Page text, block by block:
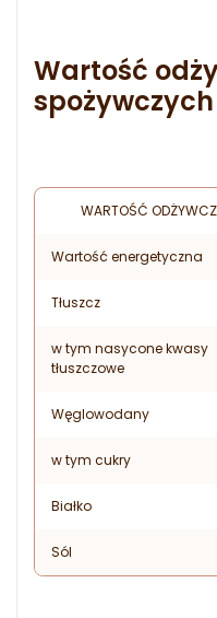
Wartość
WARTOŚĆ
Wartość energetyczna
Tłuszcz
w tym nasycone kwasy
tłuszczowe
Węglowodany
w tym cukry
Białko
Sól